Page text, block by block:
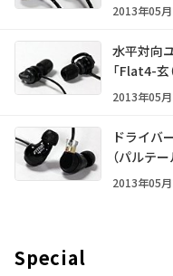
2013年05
水平対向
「Flat4-玄
2013年05
ドライバ
（パルテ
2013年05
Special